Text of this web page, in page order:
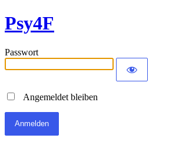
Psy4F
Passwort
Angemeldet bleiben